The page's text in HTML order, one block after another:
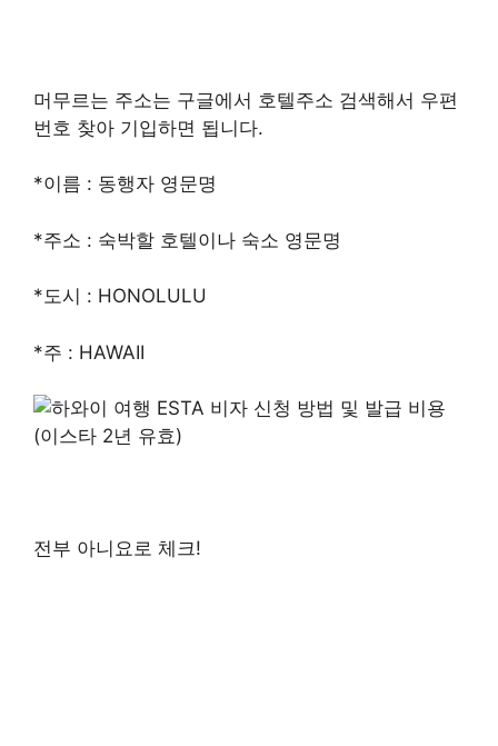
머무르는 주소는 구글에서 호텔주소 검색해서 우편
번호 찾아 기입하면 됩니다.
*이름 : 동행자 영문명
*주소 : 숙박할 호텔이나 숙소 영문명
*도시 : HONOLULU
*주 : HAWAII
전부 아니요로 체크!